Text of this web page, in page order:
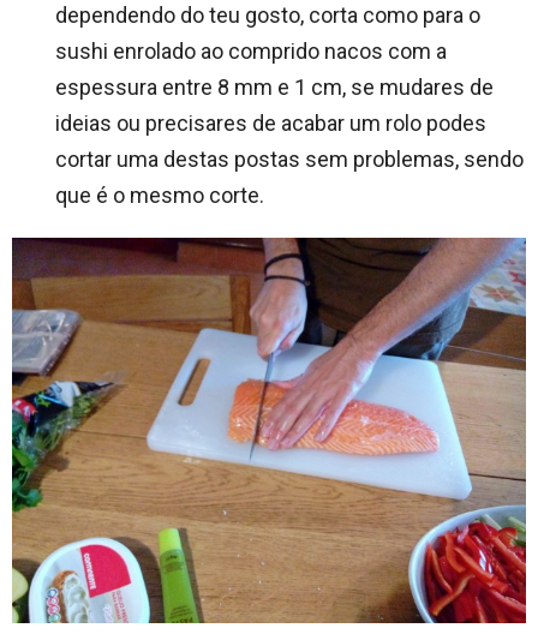
dependendo do teu gosto, corta como para o
sushi enrolado ao comprido nacos com a
espessura entre 8 mm e 1 cm, se mudares de
ideias ou precisares de acabar um rolo podes
cortar uma destas postas sem problemas, sendo
que é o mesmo corte.